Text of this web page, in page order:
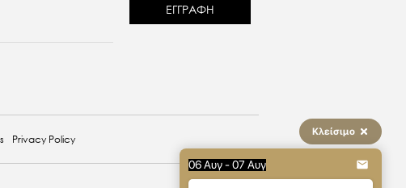
Privacy Policy
Κλείσιμο
06 Αυγ - 07 Αυγ